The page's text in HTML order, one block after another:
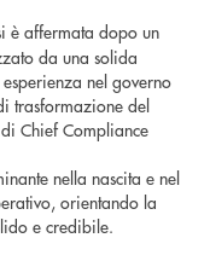
è affermata dopo un
da una solida
nel governo
trasformazione del
Chief Compliance
nella nascita e nel
orientando la
e credibile.